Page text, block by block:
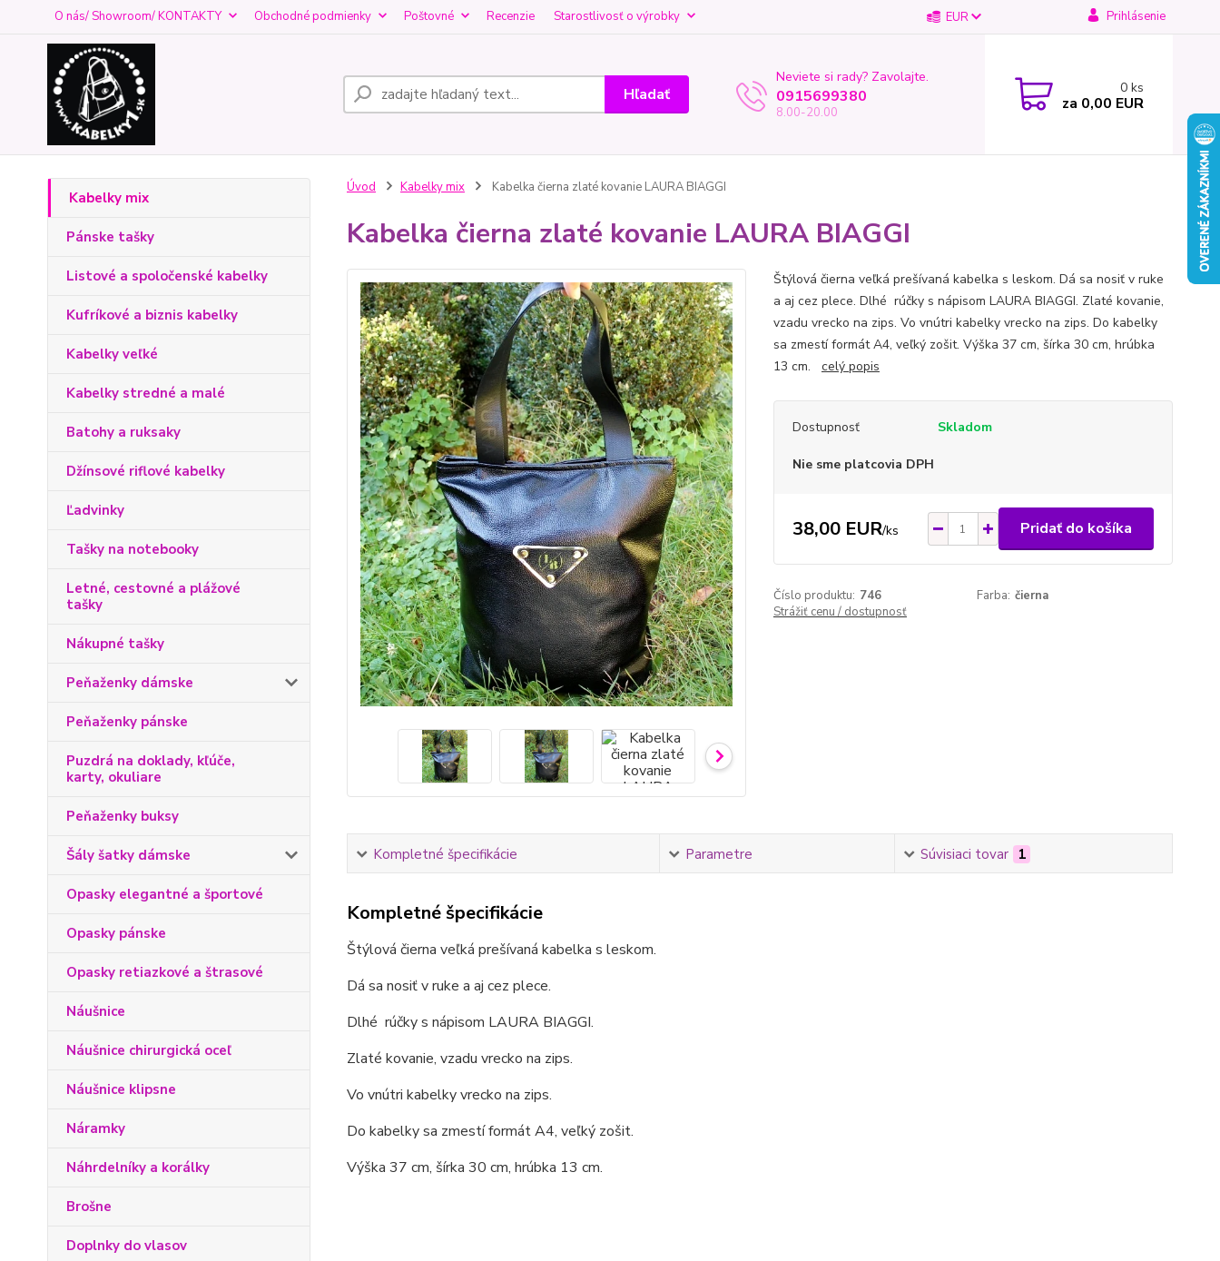
O nás/ Showroom/ KONTAKTY Obchodné podmienky Poštovné Recenzie Starostlivosť o výrobky EUR Prihlásenie
Hľadať
Neviete si rady? Zavolajte.
0915699380
8.00-20.00
0 ks
za 0,00 EUR
Kabelky mix
Pánske tašky
Listové a spoločenské kabelky
Kufríkové a biznis kabelky
Kabelky veľké
Kabelky stredné a malé
Batohy a ruksaky
Džínsové riflové kabelky
Ľadvinky
Tašky na notebooky
Letné, cestovné a plážové
tašky
Nákupné tašky
Peňaženky dámske
Peňaženky pánske
Puzdrá na doklady, kľúče,
karty, okuliare
Peňaženky buksy
Šály šatky dámske
Opasky elegantné a športové
Opasky pánske
Opasky retiazkové a štrasové
Náušnice
Náušnice chirurgická oceľ
Náušnice klipsne
Náramky
Náhrdelníky a korálky
Brošne
Doplnky do vlasov
Úvod Kabelky mix Kabelka čierna zlaté kovanie LAURA BIAGGI
Kabelka čierna zlaté kovanie LAURA BIAGGI
Štýlová čierna veľká prešívaná kabelka s leskom. Dá sa nosiť v ruke
a aj cez plece. Dlhé rúčky s nápisom LAURA BIAGGI. Zlaté kovanie,
vzadu vrecko na zips. Vo vnútri kabelky vrecko na zips. Do kabelky
sa zmestí formát A4, veľký zošit. Výška 37 cm, šírka 30 cm, hrúbka
13 cm. celý popis
Dostupnosť Skladom
Nie sme platcovia DPH
38,00 EUR/ks Pridať do košíka
Číslo produktu: 746 Farba: čierna
Strážiť cenu / dostupnosť
Kompletné špecifikácie Parametre Súvisiaci tovar 1
Kompletné špecifikácie
Štýlová čierna veľká prešívaná kabelka s leskom.
Dá sa nosiť v ruke a aj cez plece.
Dlhé rúčky s nápisom LAURA BIAGGI.
Zlaté kovanie, vzadu vrecko na zips.
Vo vnútri kabelky vrecko na zips.
Do kabelky sa zmestí formát A4, veľký zošit.
Výška 37 cm, šírka 30 cm, hrúbka 13 cm.